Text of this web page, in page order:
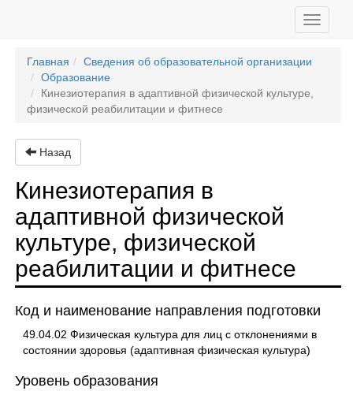
Toggle
Главная
Сведения об образовательной организации
Образование
Кинезиотерапия в адаптивной физической культуре,
физической реабилитации и фитнесе
Назад
Кинезиотерапия в
адаптивной физической
культуре, физической
реабилитации и фитнесе
Код и наименование направления подготовки
49.04.02 Физическая культура для лиц с отклонениями в
состоянии здоровья (адаптивная физическая культура)
Уровень образования